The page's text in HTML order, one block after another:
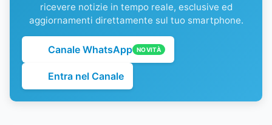
ricevere notizie in tempo reale, esclusive ed
aggiornamenti direttamente sul tuo smartphone.
Canale WhatsApp NOVITÀ
Entra nel Canale